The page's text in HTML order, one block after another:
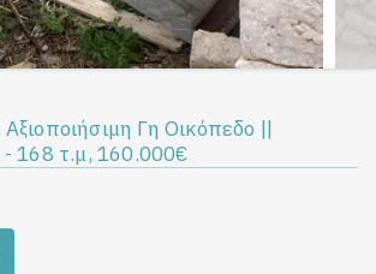
Γη Οικόπεδο ||
168 τ.μ, 160.000€